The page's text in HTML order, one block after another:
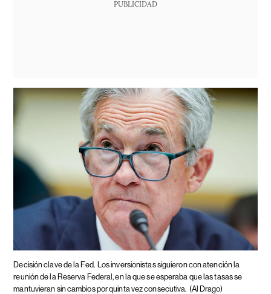
PUBLICIDAD
Decisión clave de la Fed. Los inversionistas siguieron con atención la
reunión de la Reserva Federal, en la que se esperaba que las tasas se
mantuvieran sin cambios por quinta vez consecutiva. (Al Drago)